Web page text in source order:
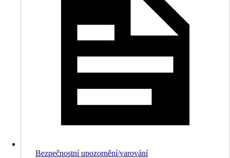
Bezpečnostní upozornění/varování